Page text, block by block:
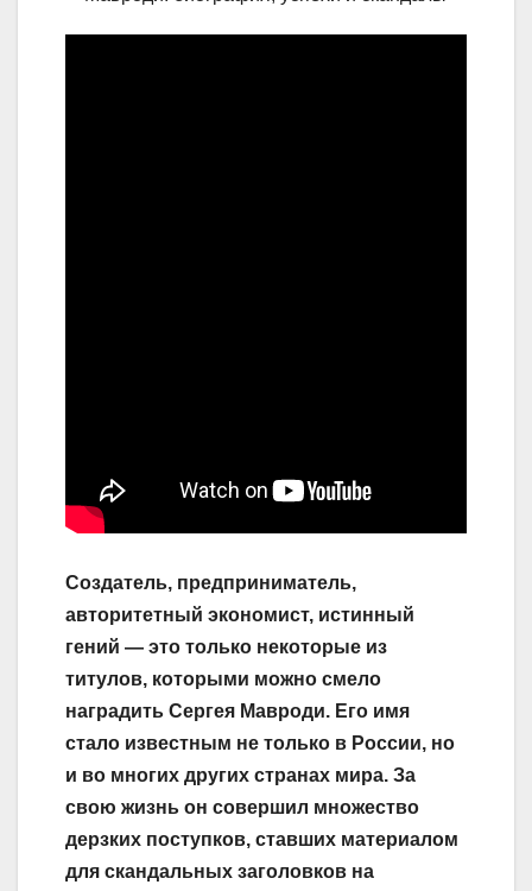
Создатель, предприниматель,
авторитетный экономист, истинный
гений — это только некоторые из
титулов, которыми можно смело
наградить Сергея Мавроди. Его имя
стало известным не только в России, но
и во многих других странах мира. За
свою жизнь он совершил множество
дерзких поступков, ставших материалом
для скандальных заголовков на